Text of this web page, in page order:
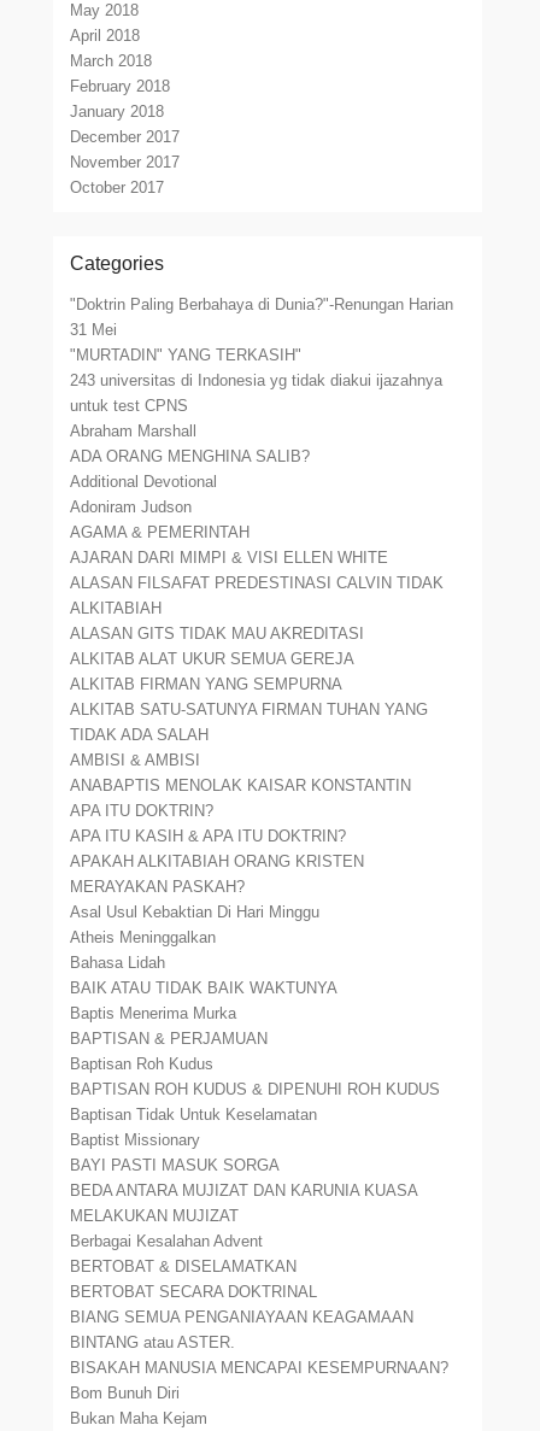
May 2018
April 2018
March 2018
February 2018
January 2018
December 2017
November 2017
October 2017
Categories
"Doktrin Paling Berbahaya di Dunia?"-Renungan Harian
31 Mei
"MURTADIN" YANG TERKASIH"
243 universitas di Indonesia yg tidak diakui ijazahnya
untuk test CPNS
Abraham Marshall
ADA ORANG MENGHINA SALIB?
Additional Devotional
Adoniram Judson
AGAMA & PEMERINTAH
AJARAN DARI MIMPI & VISI ELLEN WHITE
ALASAN FILSAFAT PREDESTINASI CALVIN TIDAK
ALKITABIAH
ALASAN GITS TIDAK MAU AKREDITASI
ALKITAB ALAT UKUR SEMUA GEREJA
ALKITAB FIRMAN YANG SEMPURNA
ALKITAB SATU-SATUNYA FIRMAN TUHAN YANG
TIDAK ADA SALAH
AMBISI & AMBISI
ANABAPTIS MENOLAK KAISAR KONSTANTIN
APA ITU DOKTRIN?
APA ITU KASIH & APA ITU DOKTRIN?
APAKAH ALKITABIAH ORANG KRISTEN
MERAYAKAN PASKAH?
Asal Usul Kebaktian Di Hari Minggu
Atheis Meninggalkan
Bahasa Lidah
BAIK ATAU TIDAK BAIK WAKTUNYA
Baptis Menerima Murka
BAPTISAN & PERJAMUAN
Baptisan Roh Kudus
BAPTISAN ROH KUDUS & DIPENUHI ROH KUDUS
Baptisan Tidak Untuk Keselamatan
Baptist Missionary
BAYI PASTI MASUK SORGA
BEDA ANTARA MUJIZAT DAN KARUNIA KUASA
MELAKUKAN MUJIZAT
Berbagai Kesalahan Advent
BERTOBAT & DISELAMATKAN
BERTOBAT SECARA DOKTRINAL
BIANG SEMUA PENGANIAYAAN KEAGAMAAN
BINTANG atau ASTER.
BISAKAH MANUSIA MENCAPAI KESEMPURNAAN?
Bom Bunuh Diri
Bukan Maha Kejam